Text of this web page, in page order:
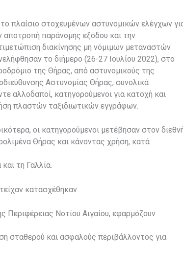
πλαίσιο στοχευμένων αστυνομικών ελέγχων
αποτροπή παράνομης εξόδου και την
διακίνησης μη νόμιμων μεταναστών
το διήμερο (26-27 Ιουλίου 2022), στο
της Θήρας, από αστυνομικούς της
Αστυνομίας Θήρας, συνολικά
αλλοδαποί, κατηγορούμενοι για κατοχή και
πλαστών ταξιδιωτικών εγγράφων.
οι κατηγορούμενοι μετέβησαν στον
Θήρας και κάνοντας χρήση, κατά
τη Γαλλία.
κατασχέθηκαν.
Περιφέρειας Νοτίου Αιγαίου, εφαρμόζουν
σταθερού και ασφαλούς περιβάλλοντος για